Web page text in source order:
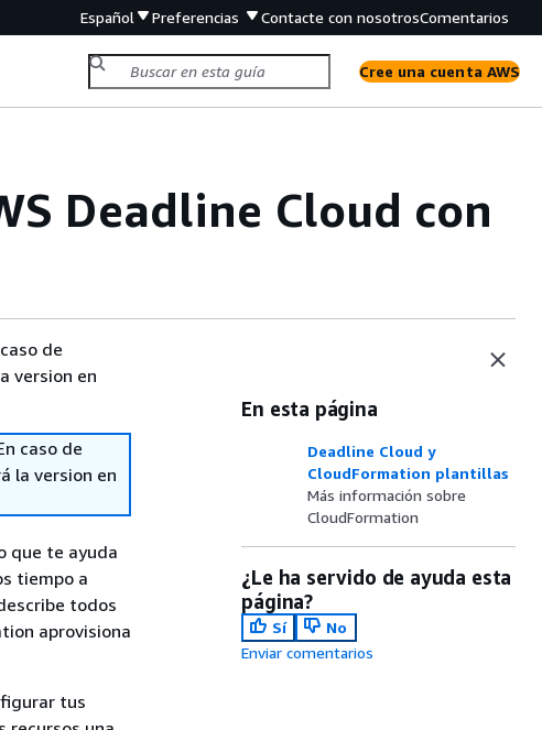
Español Preferencias Contacte con nosotrosComentarios
Cree una cuenta AWS
Deadline Cloud con
de
version en
caso de
la version en
que te ayuda
tiempo a
todos
aprovisiona
tus
En esta página
Deadline Cloud y
CloudFormation plantillas
Más información sobre
CloudFormation
¿Le ha servido de ayuda esta
página?
Sí
No
Enviar comentarios